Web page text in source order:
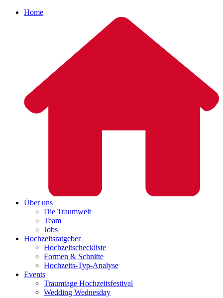
Home
Über uns
Die Traumwelt
Team
Jobs
Hochzeitsratgeber
Hochzeitscheckliste
Formen & Schnitte
Hochzeits-Typ-Analyse
Events
Traumtage Hochzeitsfestival
Wedding Wednesday